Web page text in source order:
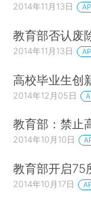
2014年11月13日
教育部否认废
2014年11月13日
高校毕业生创
2014年12月05日
教育部：禁止
2014年10月10日
教育部开启75
2014年10月17日